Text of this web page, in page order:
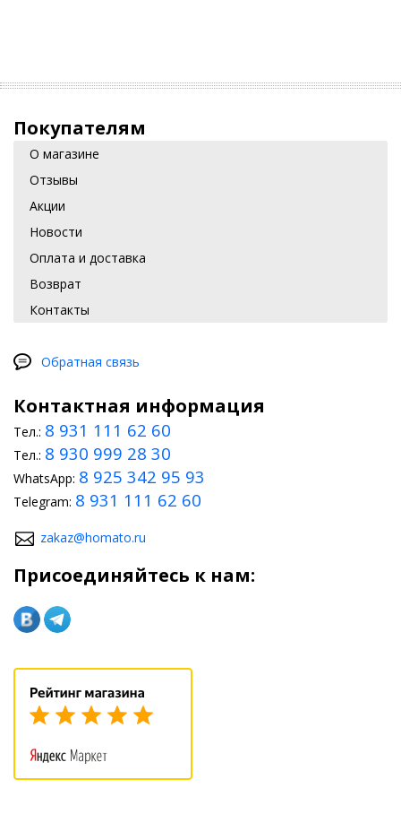
Покупателям
О магазине
Отзывы
Акции
Новости
Оплата и доставка
Возврат
Контакты
Обратная связь
Контактная информация
Тел.: 8 931 111 62 60
Тел.: 8 930 999 28 30
WhatsApp: 8 925 342 95 93
Telegram: 8 931 111 62 60
zakaz@homato.ru
Присоединяйтесь к нам: